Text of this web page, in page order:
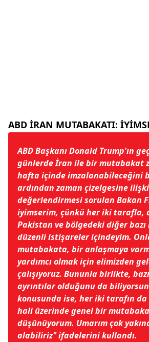
ABD İRAN MUTABAKATI:
ABD Başkanı Donald Trump'ın
günlerde İran ile bir mutabakat
hafta içinde imzalanabileceğini
ardından zaman çizelgesine
değerlendirmesi sorulan Bakan
iyimserim, çünkü her iki tarafla,
Pakistan ve bölgedeki diğer
düzenli istişareler içindeyim.
mutabakata, bir anlaşmaya
yardımcı olmak için elimizden
çalışıyoruz. Bununla birlikte,
ayrıntılar olduğunu da
konusunda ise, her iki tarafın
hali üzerinde genel bir
düşünüyorum. Umarım çok
alabiliriz"ifadelerini kullandı.